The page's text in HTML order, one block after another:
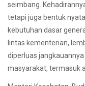
seimbang.
tetapi juga bentuk
kebutuhan dasar
lintas kementerian,
diperluas
masyarakat, termasuk